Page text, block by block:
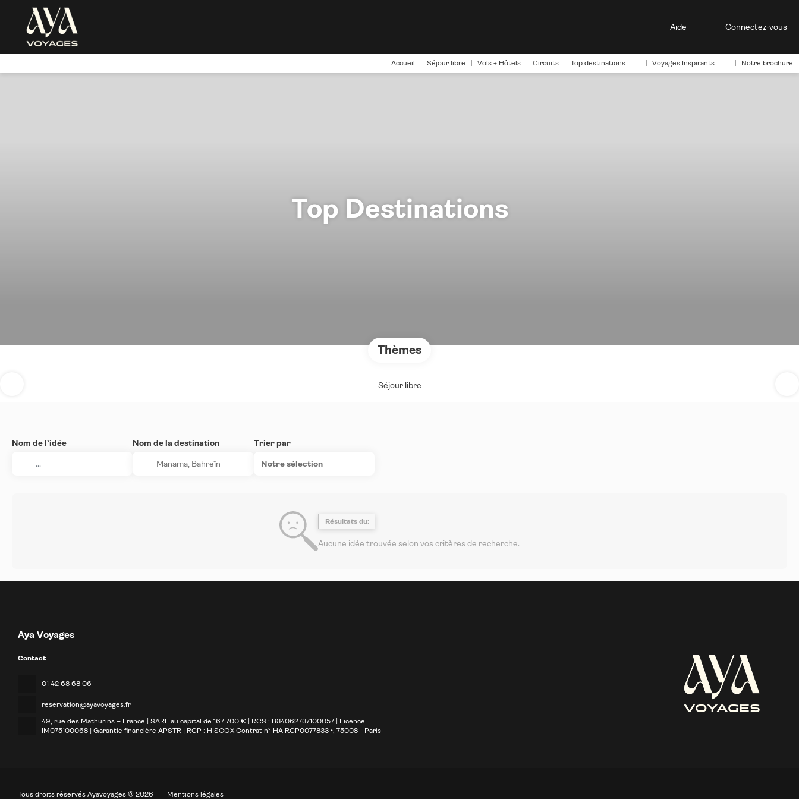
Aide Connectez-vous
Accueil Séjour libre Vols + Hôtels Circuits Top destinations Voyages Inspirants Notre brochure
Top Destinations
Thèmes
Séjour libre
Nom de l’idée Nom de la destination Trier par
Notre sélection
Résultats du:
Aucune idée trouvée selon vos critères de recherche.
Aya Voyages
Contact
01 42 68 68 06
reservation@ayavoyages.fr
49, rue des Mathurins – France | SARL au capital de 167 700 € | RCS : B34062737100057 | Licence
IM075100068 | Garantie financière APSTR | RCP : HISCOX Contrat n° HA RCP0077833 •, 75008 - Paris
Tous droits réservés Ayavoyages © 2026 Mentions légales